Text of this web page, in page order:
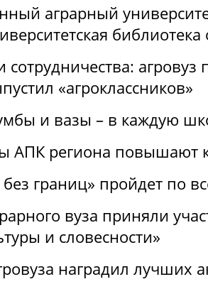
аграрный
сотрудничества:
«агроклассников»
и вазы – в каждую
АПК региона повышают
границ» пройдет по
вуза приняли
и словесности»
наградил лучших